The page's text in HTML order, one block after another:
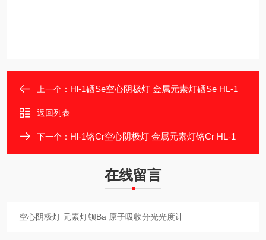
上一个： Hl-1硒Se空心阴极灯 金属元素灯硒Se HL-1
返回列表
下一个： Hl-1铬Cr空心阴极灯 金属元素灯铬Cr HL-1
在线留言